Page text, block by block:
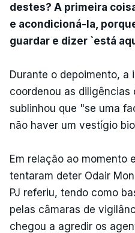
destes? A primeira
e acondicioná-la,
guardar e dizer `está
Durante o depoimento, a
coordenou as
sublinhou que "se uma
não haver um vestígio
Em relação ao momento
tentaram deter Odair
PJ referiu, tendo como
pelas câmaras de
chegou a agredir os